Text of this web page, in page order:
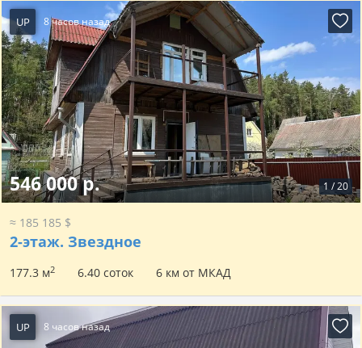
UP 8 часов назад
1 /20
546 000 р.
≈ 185 185 $
2-этаж. Звездное
177.3 м2 6.40 соток 6 км от МКАД
UP 8 часов назад